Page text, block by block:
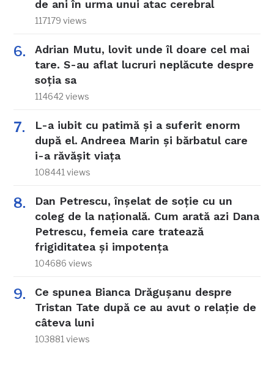
de ani în urma unui atac cerebral
117179 views
Adrian Mutu, lovit unde îl doare cel mai
tare. S-au aflat lucruri neplăcute despre
soția sa
114642 views
L-a iubit cu patimă și a suferit enorm
după el. Andreea Marin și bărbatul care
i-a răvășit viața
108441 views
Dan Petrescu, înșelat de soție cu un
coleg de la națională. Cum arată azi Dana
Petrescu, femeia care tratează
frigiditatea și impotența
104686 views
Ce spunea Bianca Drăgușanu despre
Tristan Tate după ce au avut o relație de
câteva luni
103881 views